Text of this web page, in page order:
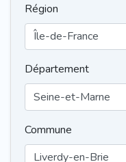
Région
Département
Commune